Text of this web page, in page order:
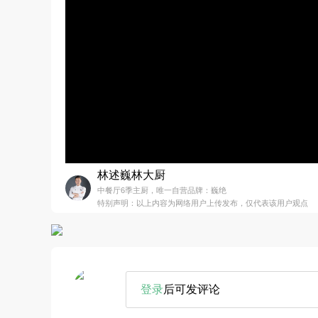
林述巍林大厨
中餐厅6季主厨，唯一自营品牌：巍绝
特别声明：以上内容为网络用户上传发布，仅代表该用户观点
登录后可发评论